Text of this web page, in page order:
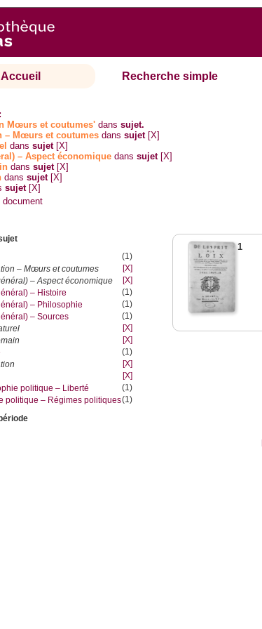
Accueil Recherche simple
Mœurs et coutumes' danssujet.
– Mœurs et coutumes danssujet [X]
danssujet [X]
– Aspect économique danssujet [X]
danssujet [X]
danssujet [X]
sujet [X]
document
(1)
– Mœurs et coutumes
[X]
– Aspect économique
[X]
– Histoire
(1)
– Philosophie
(1)
– Sources
(1)
[X]
[X]
(1)
[X]
[X]
politique – Liberté
(1)
politique – Régimes politiques(1)
1